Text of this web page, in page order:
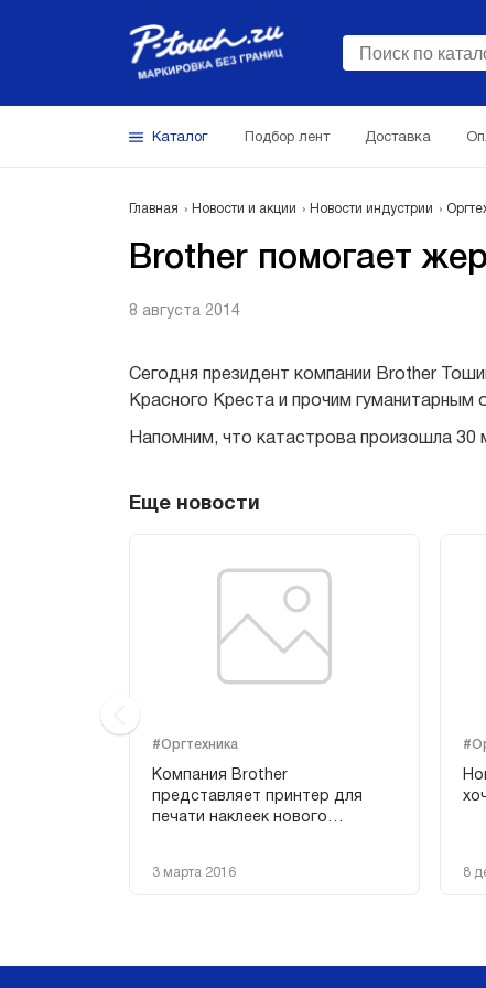
Каталог Подбор лент Доставка
Главная Новости и акции Новости индустрии
Brother помогает
8 августа 2014
Сегодня президент компании Brother
Красного Креста и прочим гуманитарным
Напомним, что катастрова произошла 30
Еще новости
Компания Brother
представляет принтер для
печати наклеек нового…
3 марта 2016
#Оргтехника
8